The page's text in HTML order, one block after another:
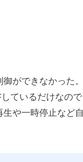
ができなかった。
ているだけなので
や一時停止など自